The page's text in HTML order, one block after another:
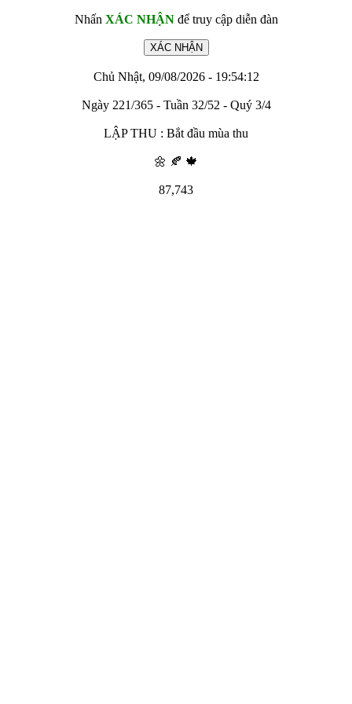
Nhấn XÁC NHẬNđể truy cập diễn đàn
Chủ Nhật, 09/08/2026 - 19:54:12
Ngày 221/365 - Tuần 32/52 - Quý 3/4
LẬP THU : Bắt đầu mùa thu
🌼 🍂 🍁
87,743